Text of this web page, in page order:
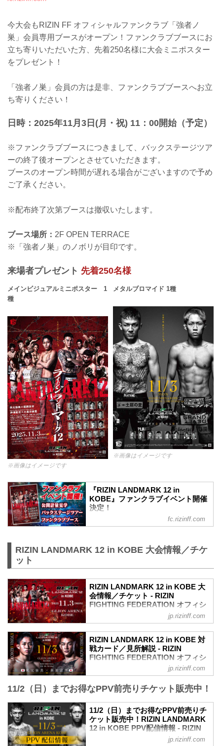
今大会もRIZIN FF オフィシャルファンクラブ「強者ノ
巣」会員専用ブースがオープン！ファンクラブブースにお
立ち寄りいただいた方、先着250名様に大会ミニポスター
をプレゼント！
「強者ノ巣」会員の方は是非、ファンクラブブースへお立
ち寄りください！
日時：2025年11月3日(月・祝) 11：00開始（予定）
※ファンクラブブースにつきまして、バックステージツア
ーの終了後オープンとさせていただきます。
ブースのオープン時間が遅れる場合がございますので予め
ご了承ください。
※配布終了次第ブースは撤収いたします。
ブース場所： 2F OPEN TERRACE
※「強者ノ巣」のノボリが目印です。
来場者プレゼント 先着250名様
メインビジュアルミニポスター 1
種
※画像はイメージです
メタルブロマイド 1種
※画像はイメージです
『RIZIN LANDMARK 12 in
KOBE』ファンクラブイベント開催
決定！
『RIZIN LANDMARK 12 in KOBE』ファ
ス」 の開催が決定！ぜひご応募くださ
KOBE』 公開計量 見学ご招待 ■開催日
時2025年11月2日（日）15：00 開始（予
定） ※開催時間は前後する場合がござい
ます。※集合時間等の詳細は、当選者へ
のみご案内いたします。 ■開催場所神戸
ハーバーランド スペースシアター ■イ
ベント内容RIZIN LAND...
fc.rizinff.com
RIZIN LANDMARK 12 in KOBE 大会情報／チケ
ット
RIZIN LANDMARK 12 in KOBE 大
会情報／チケット - RIZIN
FIGHTING FEDERATION オフィシ
10/27（月）更新
チケットは完売いたしました。
RIZIN LANDMARK 12 in KOBEのご観戦
ブ配信でお楽しみください。
RIZIN LANDMARK 12 in KOBE 大会概要
開催日時
2025年11月3日（月・祝）11:00開場／
13:00開始
※オープニングファイトは11:30開始予定
会場
jp.rizinff.com
RIZIN LANDMARK 12 in KOBE 対
戦カード／見所解説 - RIZIN
FIGHTING FEDERATION オフィシ
戦カードの見所を紹介！選手のバッグボ
ば、試合観戦がもっと楽しくなる！観戦
前に是非チェックしておこう！
※見所解説は随時更新いたします。
jp.rizinff.com
11/2（日）までお得なPPV前売りチケット販売中！
11/2（日）までお得なPPV前売りチ
ケット販売中！RIZIN LANDMARK
12 in KOBE PPV配信情報 - RIZIN
FIGHTING FEDERATION オフィシ
jp.rizinff.com